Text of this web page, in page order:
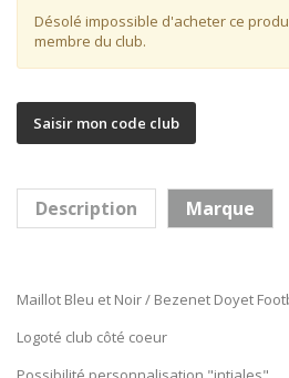
Désolé impossible d'acheter ce
membre du club.
Saisir mon code club
Description Marque
Maillot Bleu et Noir / Bezenet Doyet
Logoté club côté coeur